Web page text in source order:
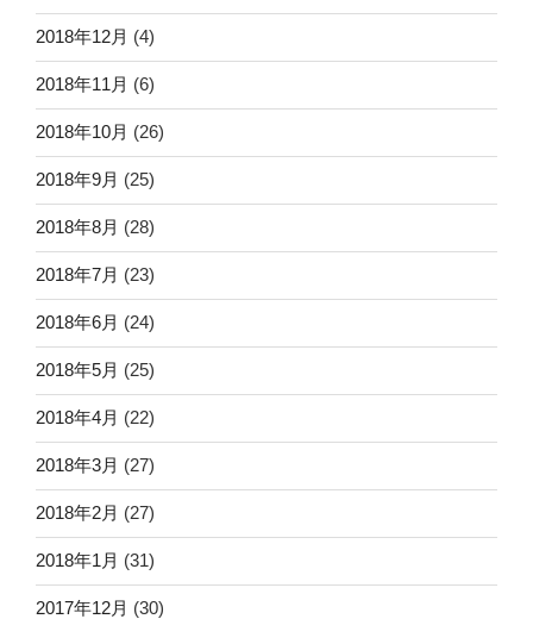
2018年12月 (4)
2018年11月 (6)
2018年10月 (26)
2018年9月 (25)
2018年8月 (28)
2018年7月 (23)
2018年6月 (24)
2018年5月 (25)
2018年4月 (22)
2018年3月 (27)
2018年2月 (27)
2018年1月 (31)
2017年12月 (30)